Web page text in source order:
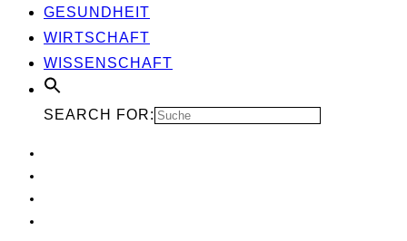
GESUND­HEIT
WIRT­SCHAFT
WIS­SEN­SCHAFT
SEARCH FOR: